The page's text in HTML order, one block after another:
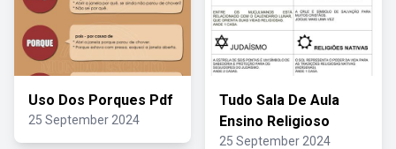
Uso Dos Porques Pdf
25 September 2024
Tudo Sala De Aula
Ensino Religioso
25 September 2024